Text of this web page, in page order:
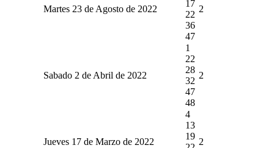
Martes 23 de Agosto de 2022
17
22
36
47
2
Sabado 2 de Abril de 2022
1
22
28
32
47
48
2
Jueves 17 de Marzo de 2022
4
13
19
2